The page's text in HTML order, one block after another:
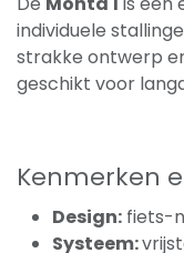
individuele
strakke ontwerp
geschikt voor
Kenmerken
Design: fiets-
Systeem: